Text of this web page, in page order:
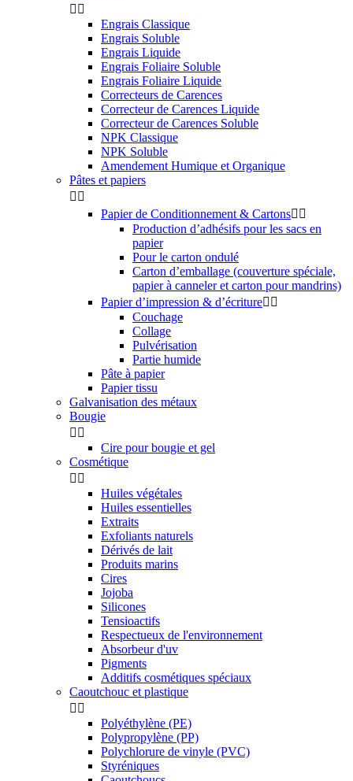
 
Engrais Classique
Engrais Soluble
Engrais Liquide
Engrais Foliaire Soluble
Engrais Foliaire Liquide
Correcteurs de Carences
Correcteur de Carences Liquide
Correcteur de Carences Soluble
NPK Classique
NPK Soluble
Amendement Humique et Organique
Pâtes et papiers
 
Papier de Conditionnement & Cartons 
Production d’adhésifs pour les sacs en
papier
Pour le carton ondulé
Carton d’emballage (couverture spéciale,
papier à canneler et carton pour mandrins)
Papier d’impression & d’écriture 
Couchage
Collage
Pulvérisation
Partie humide
Pâte à papier
Papier tissu
Galvanisation des métaux
Bougie
 
Cire pour bougie et gel
Cosmétique
 
Huiles végétales
Huiles essentielles
Extraits
Exfoliants naturels
Dérivés de lait
Produits marins
Cires
Jojoba
Silicones
Tensioactifs
Respectueux de l'environnement
Absorbeur d'uv
Pigments
Additifs cosmétiques spéciaux
Caoutchouc et plastique
 
Polyéthylène (PE)
Polypropylène (PP)
Polychlorure de vinyle (PVC)
Styréniques